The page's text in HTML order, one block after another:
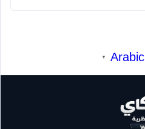
Arabic
▼